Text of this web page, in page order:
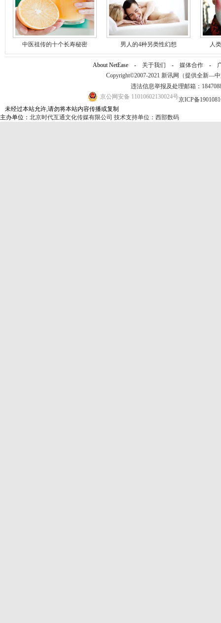
中医祖传的十个长寿秘密 男人的4种另类性幻想 人
About NetEase - 关于我们 - 媒体合作 -
Copyright©2007-2021 新讯网（提供全新—中
违法信息举报及处理邮箱：
京公网安备 11010602130024号京ICP备
未经过本站允许,请勿将本站内容传播或复制
主办单位： 北京时代互通文化传媒有限公司 技术支持单位：西部数码